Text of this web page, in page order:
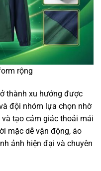
rộng
thành xu hướng được
đội nhóm lựa chọn nhờ
tạo cảm giác thoải mái
mặc dễ vận động, áo
ảnh hiện đại và chuyên